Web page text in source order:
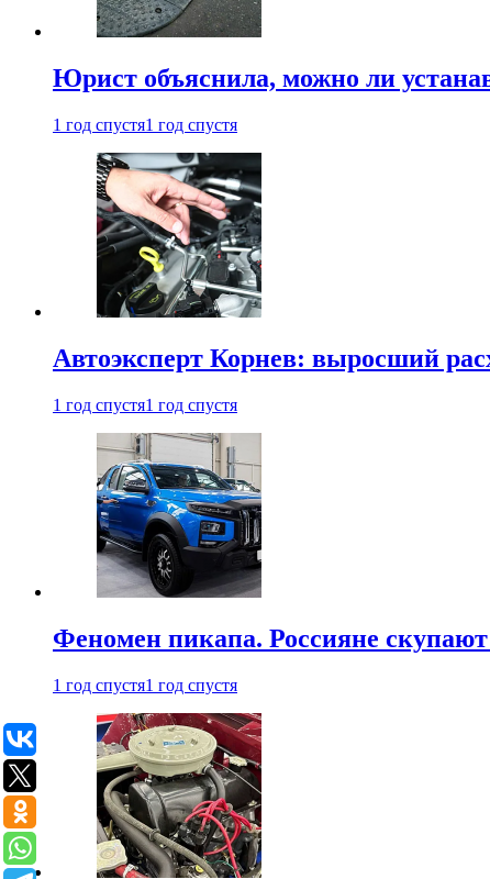
Юрист объяснила, можно ли
1 год спустя1 год спустя
Автоэксперт Корнев: выросший
1 год спустя1 год спустя
Феномен пикапа. Россияне
1 год спустя1 год спустя